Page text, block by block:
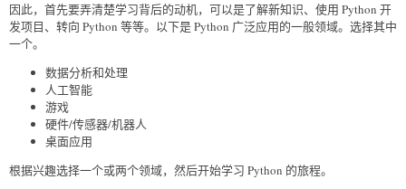
因此，首先要弄清楚学习背后的动机，可以是了解新知识、使用 Python 开
发项目、转向 Python 等等。以下是 Python 广泛应用的一般领域。选择其中
一个。
数据分析和处理
人工智能
游戏
硬件/传感器/机器人
桌面应用
根据兴趣选择一个或两个领域，然后开始学习 Python 的旅程。